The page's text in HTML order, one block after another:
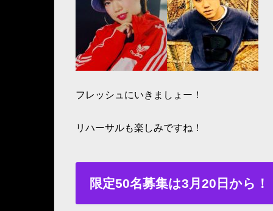
フレッシュにいきましょー！
リハーサルも楽しみですね！
限定50名募集は3月20日から！